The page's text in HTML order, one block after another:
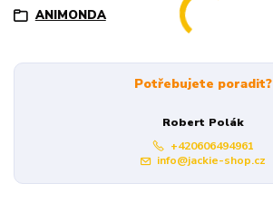
ANIMONDA
Potřebujete poradit?
Robert Polák
+420606494961
info@jackie-shop.cz